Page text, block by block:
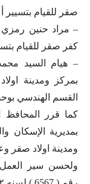
صقر للقيام بتسيير
– مراد حنين
كفر صقر للقيام
– هيام السيد محمد
بمركز ومدينة
القسم الهندسي
كما قرر المحافظ
بمديرية الإسكان
ومدينة اولاد صقر
ولحسن سير العمل